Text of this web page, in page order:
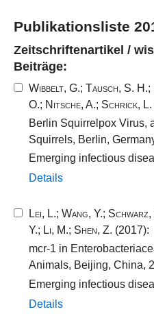
Publikationsliste
Zeitschriftenartikel /
Beiträge:
Wibbelt, G.; Tausch, S. H.;
O.; Nitsche, A.; Schrick, L.
Berlin Squirrelpox Virus,
Squirrels, Berlin,
Emerging infectious
Details
Lei, L.; Wang, Y.; Schwarz,
Y.; Li, M.; Shen, Z. (2017):
mcr-1 in
Animals, Beijing, China,
Emerging infectious
Details